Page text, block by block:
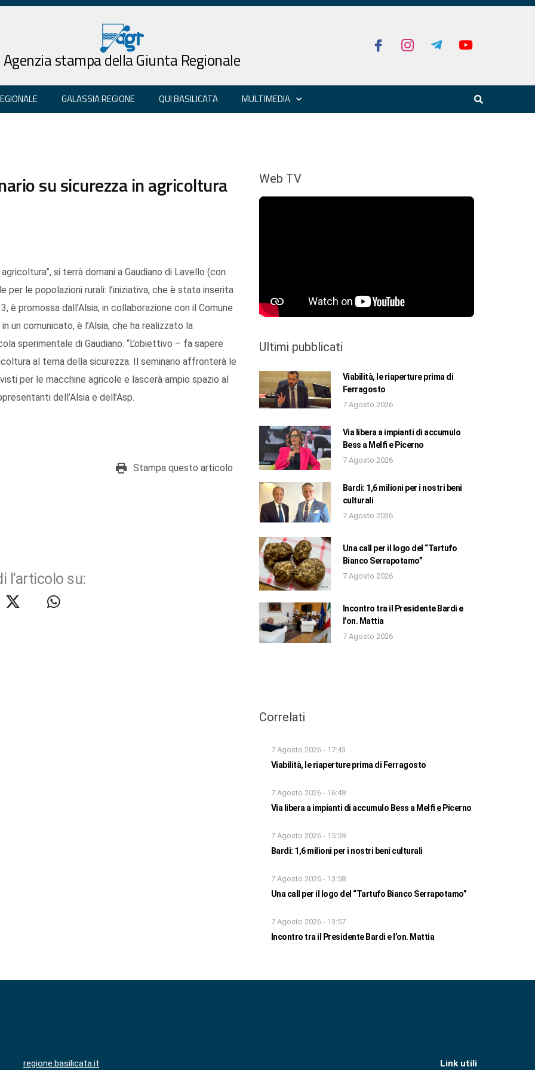
Agenzia stampa della Giunta Regionale
GALASSIA REGIONE QUI BASILICATA MULTIMEDIA
su sicurezza in agricoltura
si terrà domani a Gaudiano di Lavello (con
per le popolazioni rurali: l’iniziativa, che è stata inserita
è promossa dall’Alsia, in collaborazione con il Comune
un comunicato, è l’Alsia, che ha realizzato la
sperimentale di Gaudiano. “L’obiettivo – fa sapere
al tema della sicurezza. Il seminario affronterà le
per le macchine agricole e lascerà ampio spazio al
dell’Alsia e dell’Asp.
Stampa questo articolo
l'articolo su:
Web TV
Ultimi pubblicati
Viabilità, le riaperture prima di
Ferragosto
7 Agosto 2026
Via libera a impianti di accumulo
Bess a Melfi e Picerno
7 Agosto 2026
Bardi: 1,6 milioni per i nostri beni
culturali
7 Agosto 2026
Una call per il logo del “Tartufo
Bianco Serrapotamo”
7 Agosto 2026
Incontro tra il Presidente Bardi e
l’on. Mattia
7 Agosto 2026
Correlati
7 Agosto 2026 - 17:43
Viabilità, le riaperture prima di Ferragosto
7 Agosto 2026 - 16:48
Via libera a impianti di accumulo Bess a Melfi e Picerno
7 Agosto 2026 - 15:59
Bardi: 1,6 milioni per i nostri beni culturali
7 Agosto 2026 - 13:58
Una call per il logo del “Tartufo Bianco Serrapotamo”
7 Agosto 2026 - 13:57
Incontro tra il Presidente Bardi e l’on. Mattia
regione.basilicata.it Link utili